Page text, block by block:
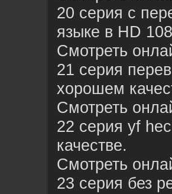
20 серия с
языке в HD
Смотреть
21 серия
хорошем
Смотреть
22 серия yf
качестве.
Смотреть
23 серия без